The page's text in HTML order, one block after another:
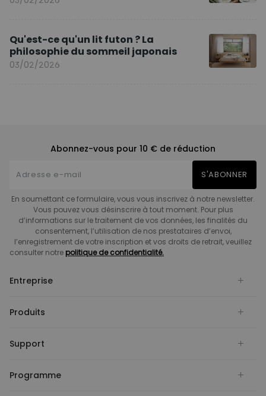
Qu'est-ce qu'un lit futon ? La
philosophie du sommeil japonais
03/02/2026
Abonnez-vous pour 10 € de réduction
S'ABONNER
En soumettant ce formulaire, vous vous inscrivez à notre newsletter.
Vous pouvez vous désinscrire à tout moment. Pour plus
d’informations sur le traitement de vos données, les finalités du
consentement, l’utilisation de nos prestataires d’envoi,
l’enregistrement de votre inscription et vos droits de retrait, veuillez
consulter notre politique de confidentialité.
Entreprise
Produits
Support
Programme